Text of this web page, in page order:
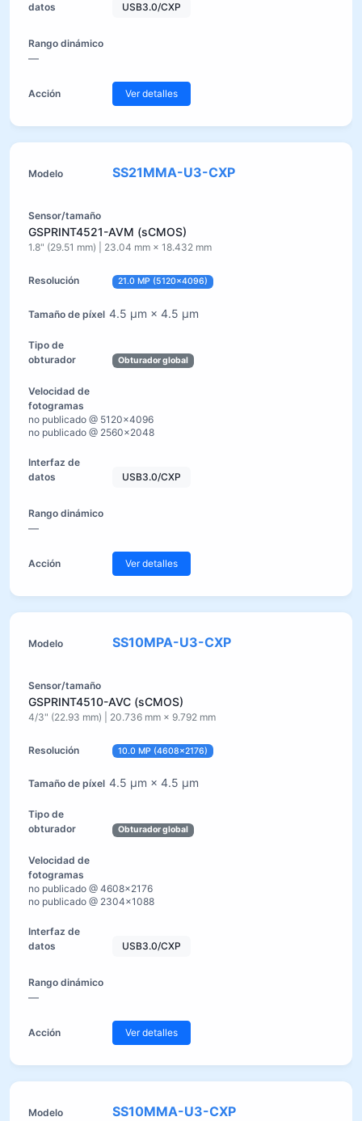
USB3.0/CXP
—
Ver detalles
SS21MMA-U3-CXP
GSPRINT4521-AVM (sCMOS)
1.8" (29.51 mm) | 23.04 mm × 18.432 mm
21.0 MP (5120×4096)
4.5 µm × 4.5 µm
Obturador global
no publicado @ 5120×4096
no publicado @ 2560×2048
USB3.0/CXP
—
Ver detalles
SS10MPA-U3-CXP
GSPRINT4510-AVC (sCMOS)
4/3" (22.93 mm) | 20.736 mm × 9.792 mm
10.0 MP (4608×2176)
4.5 µm × 4.5 µm
Obturador global
no publicado @ 4608×2176
no publicado @ 2304×1088
USB3.0/CXP
—
Ver detalles
SS10MMA-U3-CXP